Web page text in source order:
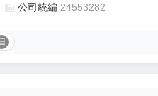
公司統編 24553282
日